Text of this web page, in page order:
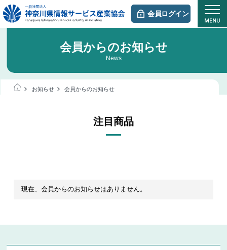
会員ログイン
会員からのお知らせ
News
お知らせ 会員からのお知らせ
注目商品
現在、会員からのお知らせはありません。